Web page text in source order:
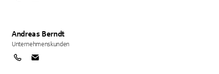
Andreas Berndt
Unternehmenskunden